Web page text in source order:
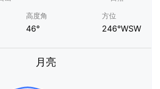
高度角
46°
方位
246°WSW
月亮